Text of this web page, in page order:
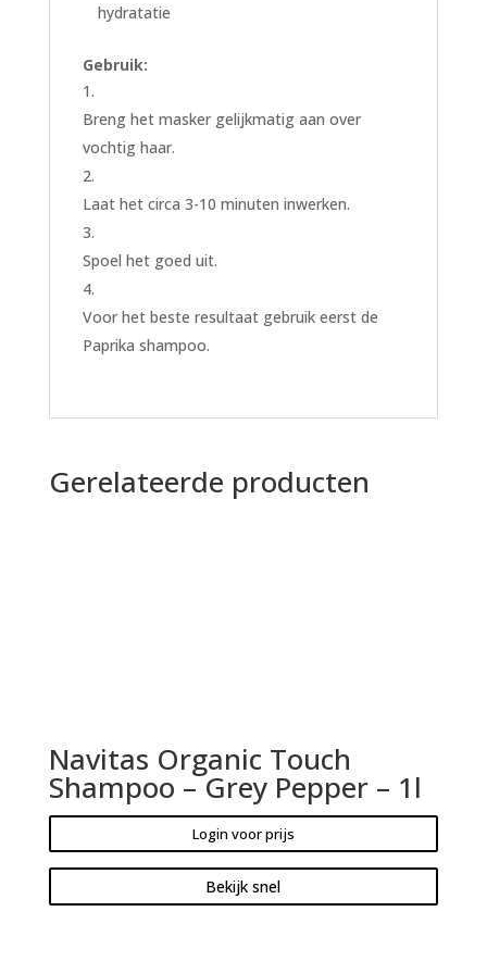
hydratatie
Gebruik:
Breng het masker gelijkmatig aan over
vochtig haar.
Laat het circa 3-10 minuten inwerken.
Spoel het goed uit.
Voor het beste resultaat gebruik eerst de
Paprika shampoo.
Gerelateerde producten
Navitas Organic Touch
Shampoo – Grey Pepper – 1l
Login voor prijs
Bekijk snel